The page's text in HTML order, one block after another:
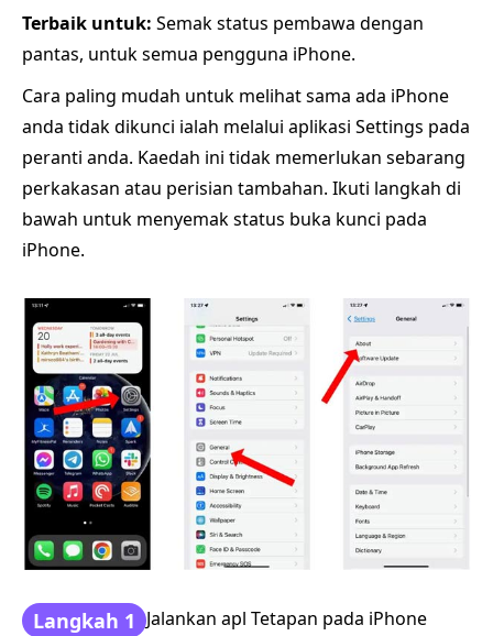
Terbaik untuk: Semak status pembawa dengan
pantas, untuk semua pengguna iPhone.
Cara paling mudah untuk melihat sama ada iPhone
anda tidak dikunci ialah melalui aplikasi Settings pada
peranti anda. Kaedah ini tidak memerlukan sebarang
perkakasan atau perisian tambahan. Ikuti langkah di
bawah untuk menyemak status buka kunci pada
iPhone.
Langkah 1 Jalankan apl Tetapan pada iPhone